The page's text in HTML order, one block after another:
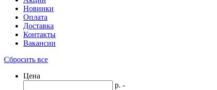
Новинки
Оплата
Доставка
Контакты
Вакансии
Сбросить все
Цена
р. -